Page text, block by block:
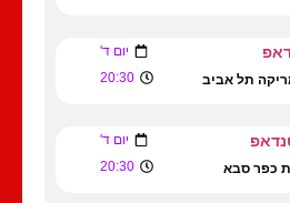
יום ד'
תל אביב 20:30
יום ד'
כפר סבא 20:30